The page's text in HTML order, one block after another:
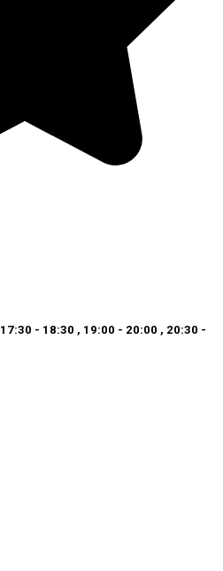
17:30 - 18:30 , 19:00 - 20:00 , 20:30 -